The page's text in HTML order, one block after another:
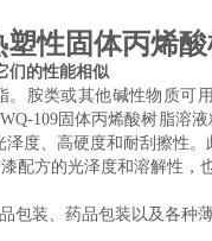
塑性固体丙烯
们的性能相似
胺类或其他碱性物质可
109固体丙烯酸树脂溶
度、高硬度和耐刮擦性
配方的光泽度和溶解性，
装、药品包装以及各种薄